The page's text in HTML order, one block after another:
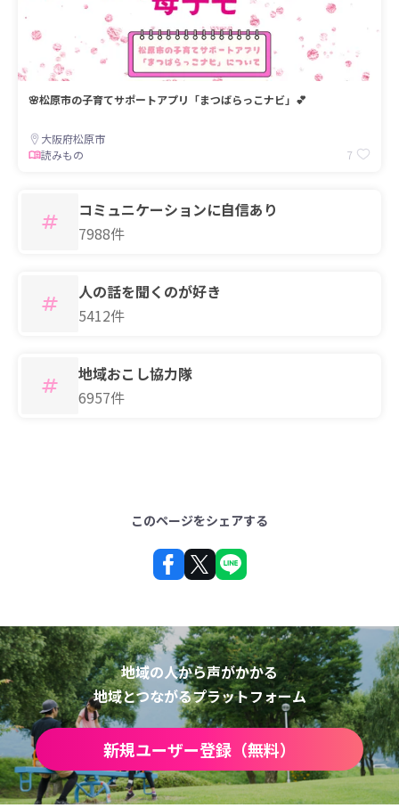
🌸松原市の子育てサポートアプリ「まつばらっこナビ」💕
大阪府松原市
読みもの
7
コミュニケーションに自信あり
7988件
人の話を聞くのが好き
5412件
地域おこし協力隊
6957件
このページをシェアする
地域の人から声がかかる
地域とつながるプラットフォーム
新規ユーザー登録（無料）